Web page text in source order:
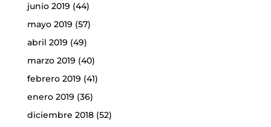
junio 2019 (44)
mayo 2019 (57)
abril 2019 (49)
marzo 2019 (40)
febrero 2019 (41)
enero 2019 (36)
diciembre 2018(52)